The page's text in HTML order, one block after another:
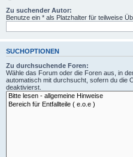
Zu suchender Autor:
Benutze ein * als Platzhalter für teilweise
SUCHOPTIONEN
Zu durchsuchende Foren:
Wähle das Forum oder die Foren aus, in
automatisch mit durchsucht, sofern du die
deaktivierst.